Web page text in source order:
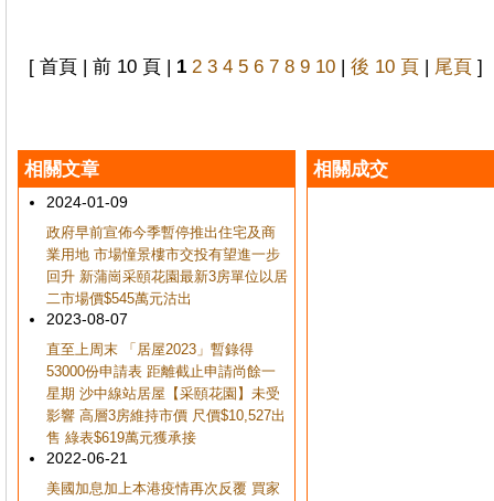
[ 首頁 | 前 10 頁 | 1 2 3 4 5 6 7 8 9 10 | 後 10 頁 | 尾頁 ]
相關文章
2024-01-09
政府早前宣佈今季暫停推出住宅及商
業用地 市場憧景樓市交投有望進一步
回升 新蒲崗采頤花園最新3房單位以居
二市場價$545萬元沽出
2023-08-07
直至上周末 「居屋2023」暫錄得
53000份申請表 距離截止申請尚餘一
星期 沙中線站居屋【采頤花園】未受
影響 高層3房維持市價 尺價$10,527出
售 綠表$619萬元獲承接
2022-06-21
美國加息加上本港疫情再次反覆 買家
相關成交